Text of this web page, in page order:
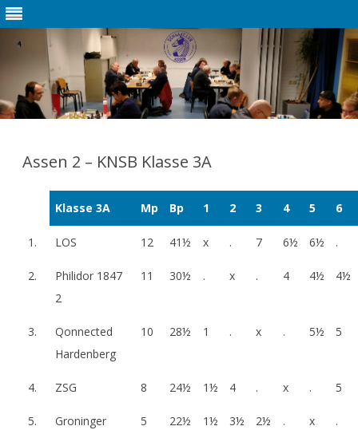
de
Assen 2 – KNSB Klasse 3A
Klasse 3A Mp Bp 1 2 3 4 5 6
1. LOS 12 41½ x . 7 6½ 6½ .
2.
Philidor 1847
2
11 30½ . x . 4 4½ 4½
3.
Qonnected
Hardenberg
10 28½ 1 . x . 5½ 5
4. ZSG 8 24½ 1½ 4 . x . 5
5.
Groninger
5 22½ 1½ 3½ 2½ . x .